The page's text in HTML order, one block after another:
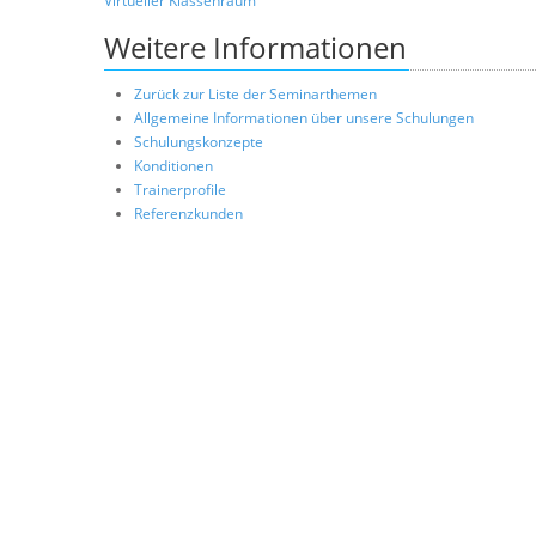
Weitere Informationen
Zurück zur Liste der Seminarthemen
Allgemeine Informationen über unsere Schulungen
Schulungskonzepte
Konditionen
Trainerprofile
Referenzkunden